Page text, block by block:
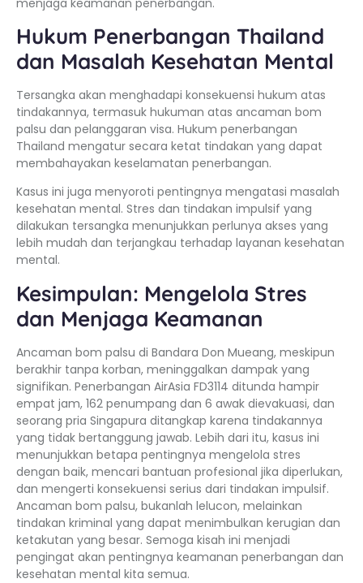
Hukum Penerbangan Thailand
dan Masalah Kesehatan Mental
Tersangka akan menghadapi konsekuensi hukum atas
tindakannya, termasuk hukuman atas ancaman bom
palsu dan pelanggaran visa. Hukum penerbangan
Thailand mengatur secara ketat tindakan yang dapat
membahayakan keselamatan penerbangan.
Kasus ini juga menyoroti pentingnya mengatasi masalah
kesehatan mental. Stres dan tindakan impulsif yang
dilakukan tersangka menunjukkan perlunya akses yang
lebih mudah dan terjangkau terhadap layanan kesehatan
mental.
Kesimpulan: Mengelola Stres
dan Menjaga Keamanan
Ancaman bom palsu di Bandara Don Mueang, meskipun
berakhir tanpa korban, meninggalkan dampak yang
signifikan. Penerbangan AirAsia FD3114 ditunda hampir
empat jam, 162 penumpang dan 6 awak dievakuasi, dan
seorang pria Singapura ditangkap karena tindakannya
yang tidak bertanggung jawab. Lebih dari itu, kasus ini
menunjukkan betapa pentingnya mengelola stres
dengan baik, mencari bantuan profesional jika diperlukan,
dan mengerti konsekuensi serius dari tindakan impulsif.
Ancaman bom palsu, bukanlah lelucon, melainkan
tindakan kriminal yang dapat menimbulkan kerugian dan
ketakutan yang besar. Semoga kisah ini menjadi
pengingat akan pentingnya keamanan penerbangan dan
kesehatan mental kita semua.